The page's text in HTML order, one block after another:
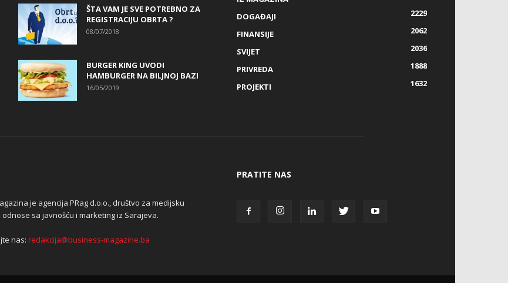
ŠTA VAM JE SVE POTREBNO ZA
REGISTRACIJU OBRTA ?
08/07/2018
BURGER KING UVODI
HAMBURGER NA BILJNOJ BAZI
16/05/2019
DOGAĐAJI
2229
FINANSIJE
2062
SVIJET
2036
PRIVREDA
1888
PROJEKTI
1632
je agencija PRag d.o.o., društvo za medijsku
odnose sa javnošću i marketing iz Sarajeva.
nas: redakcija@business-magazine.ba
PRATITE NAS